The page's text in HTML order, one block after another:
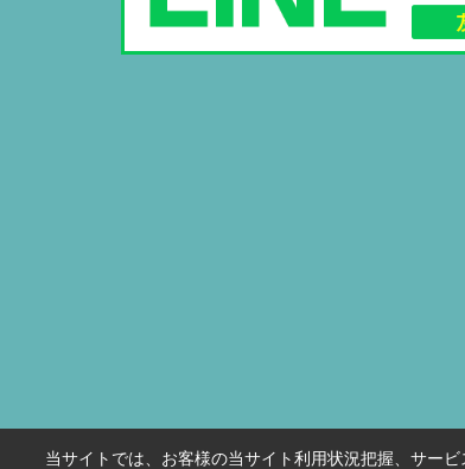
当サイトでは、お客様の当サイト利用状況把握、サー